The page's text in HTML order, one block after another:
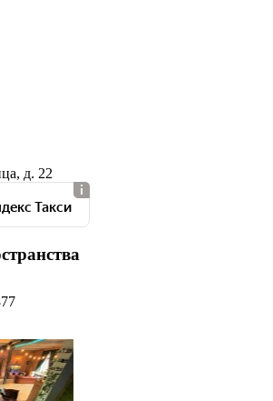
д. 22
Такси